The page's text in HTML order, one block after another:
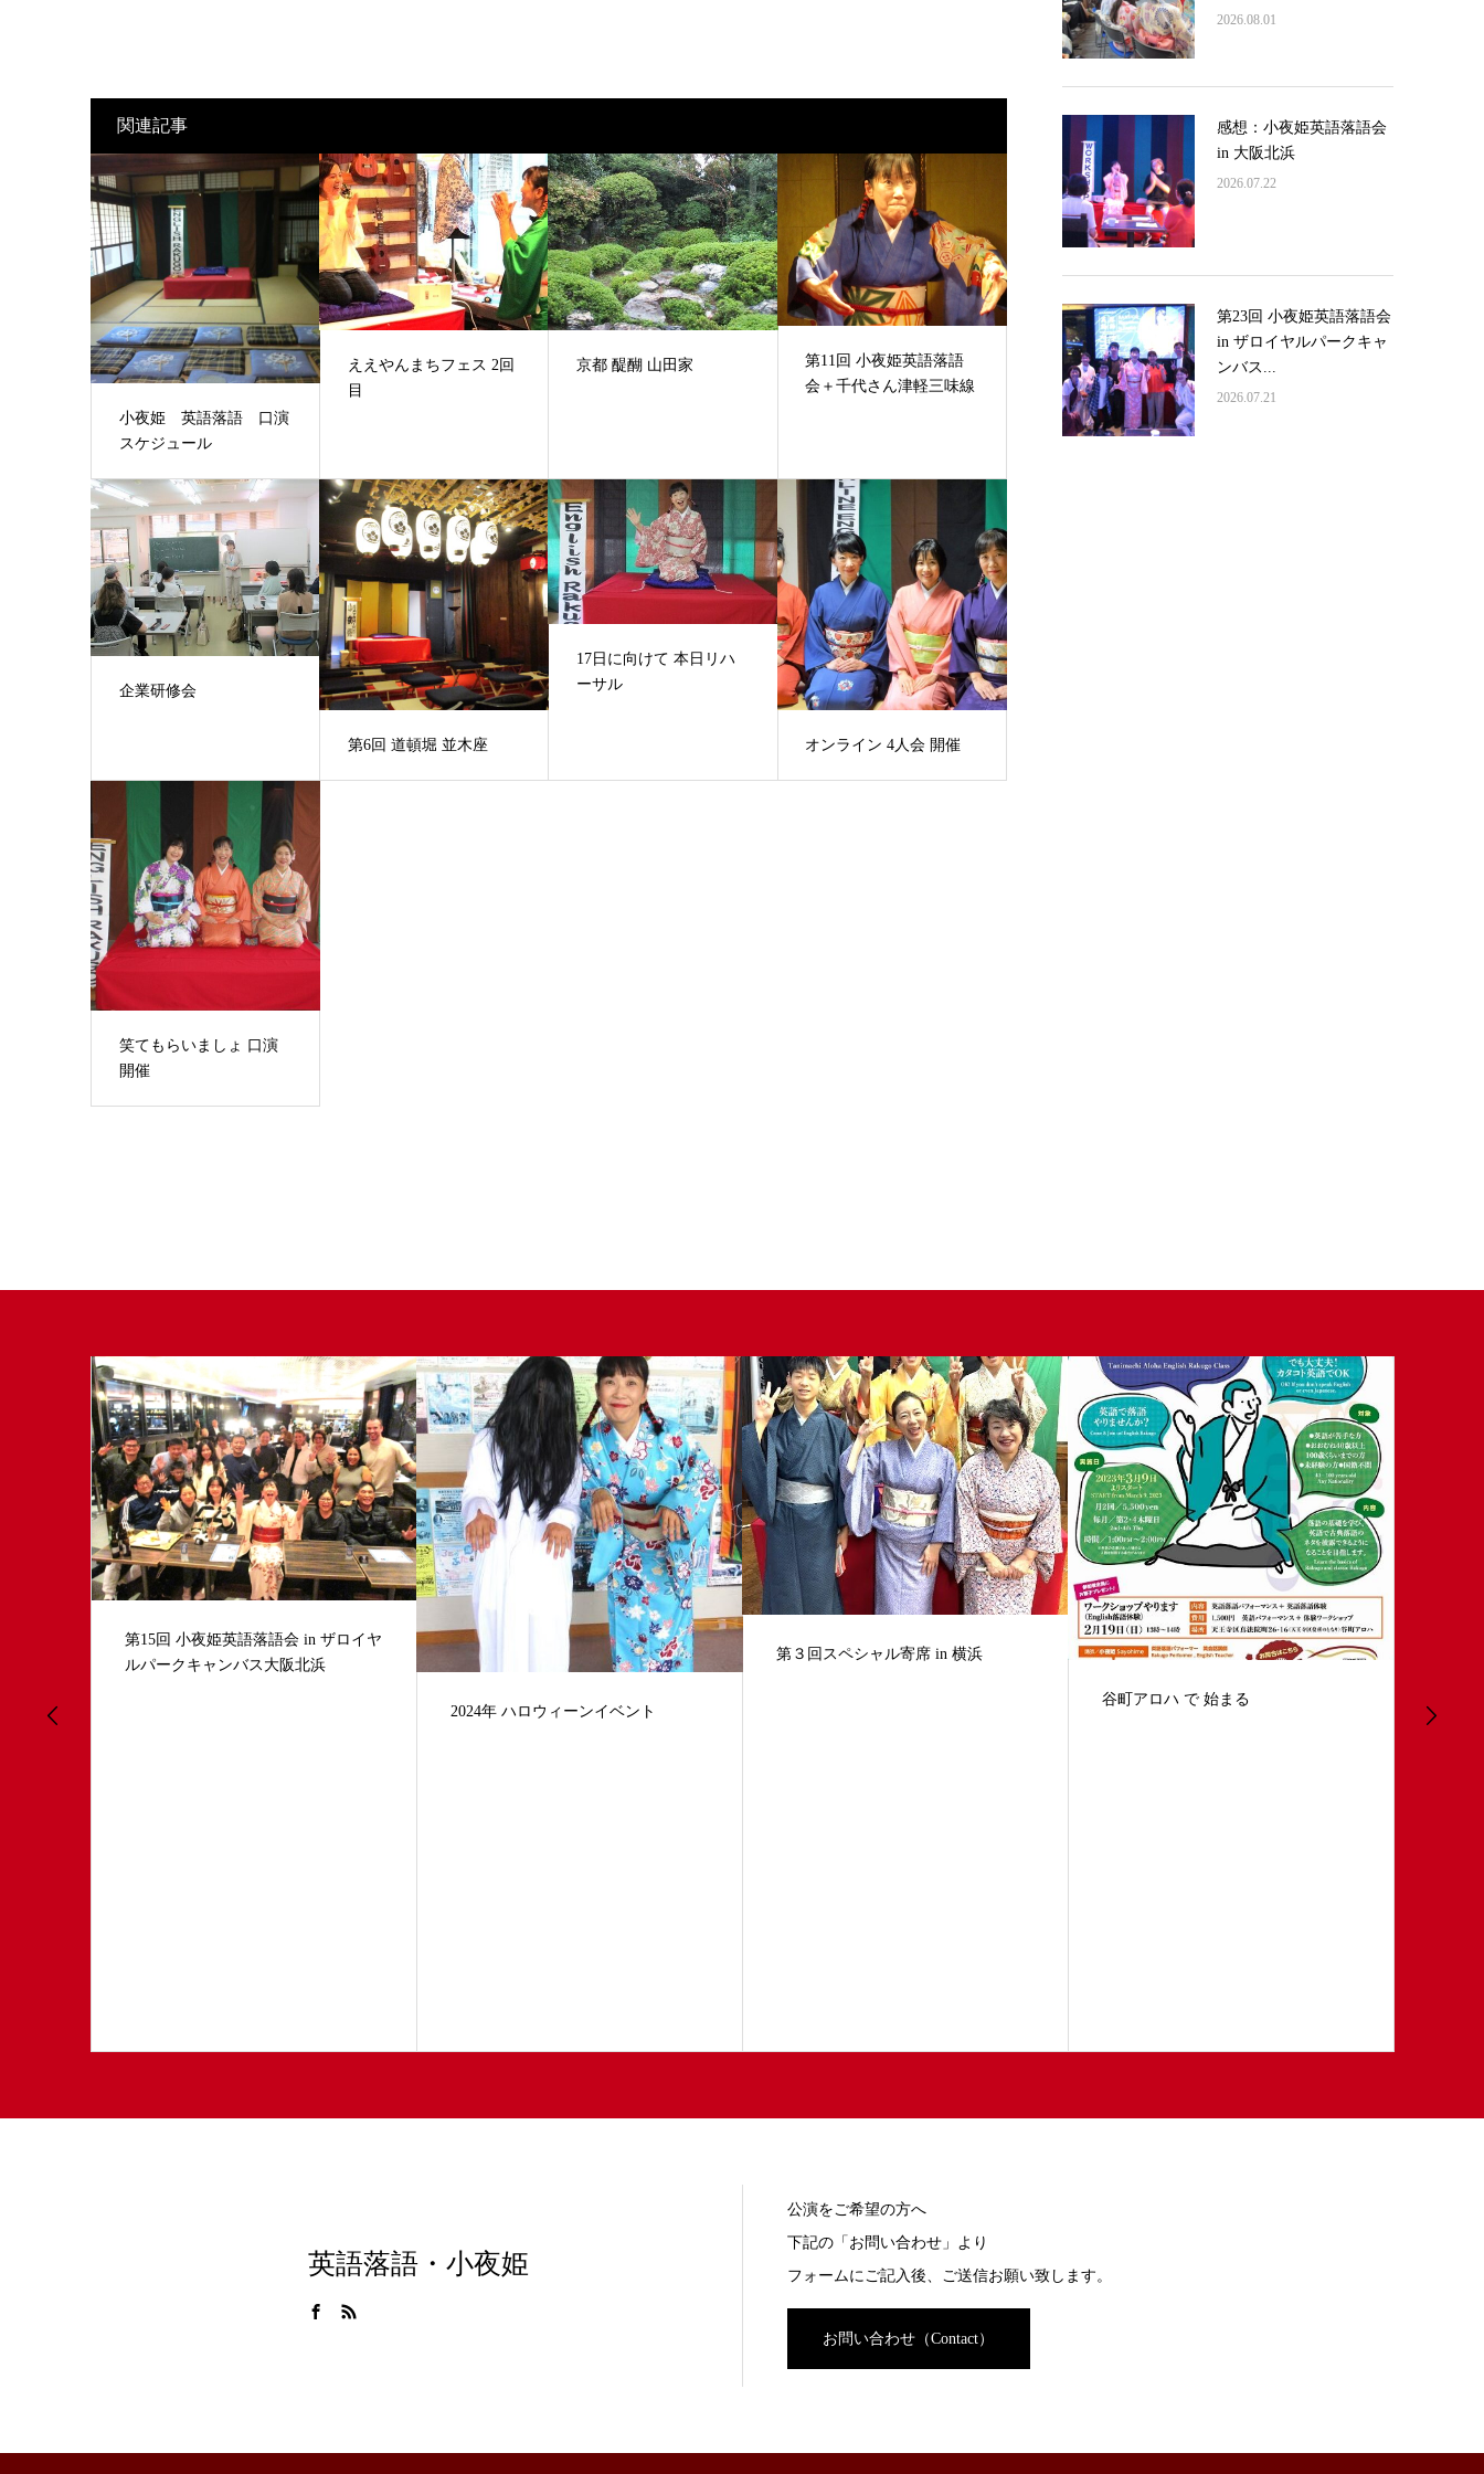
関連記事
小夜姫 英語落語 口演
スケジュール
ええやんまちフェス 2回
目
京都 醍醐 山田家
第11回 小夜姫英語落語
会＋千代さん津軽三味線
企業研修会
第6回 道頓堀 並木座
17日に向けて 本日リハ
ーサル
オンライン 4人会 開催
笑てもらいましょ 口演
開催
2026.08.01
感想：小夜姫英語落語会
in 大阪北浜
2026.07.22
第23回 小夜姫英語落語会
in ザロイヤルパークキャ
ンバス...
2026.07.21
第３回スペシャル寄席 in 横浜
オンライン 上級2期スタート
英語落語・小夜姫
公演をご希望の方へ
下記の「お問い合わせ」より
フォームにご記入後、ご送信お願い致します。
お問い合わせ（Contact）